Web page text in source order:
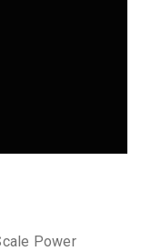
Power